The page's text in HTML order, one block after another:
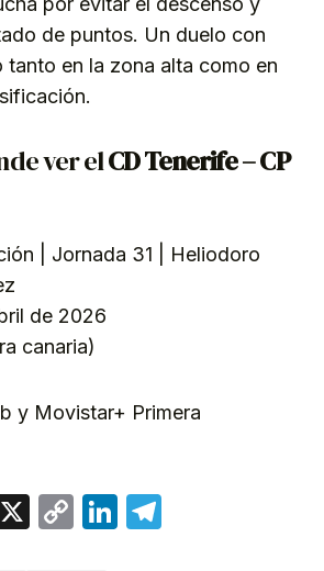
de puntos. Un duelo con
tanto en la zona alta como en
ver elCD Tenerife – CP
| Jornada 31 | Heliodoro
de 2026
canaria)
y Movistar+ Primera
X
CopyLinkedIn